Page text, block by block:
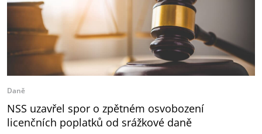
Daně
NSS uzavřel spor o zpětném osvobození
licenčních poplatků od srážkové daně